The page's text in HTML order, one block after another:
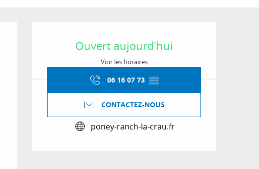
Ouverture et
Ouvert aujourd'hui
Voir les horaires
06 16 07 73 ▒▒
CONTACTEZ-NOUS
poney-ranch-la-crau.fr